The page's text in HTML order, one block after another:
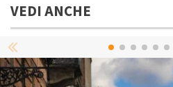
VEDI ANCHE